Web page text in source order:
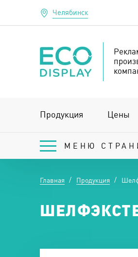
Челябинск
Продукция Цены
МЕНЮ
Главная Продукция